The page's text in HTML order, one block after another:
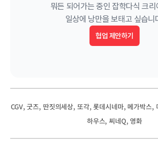
뭐든 되어가는 중인 잡학다식 크리
일상에 낭만을 보태고 싶습니
협업 제안하기
CGV, 굿즈, 딴짓의세상, 또각, 롯데시네마, 메가박스,
하우스, 씨네Q, 영화